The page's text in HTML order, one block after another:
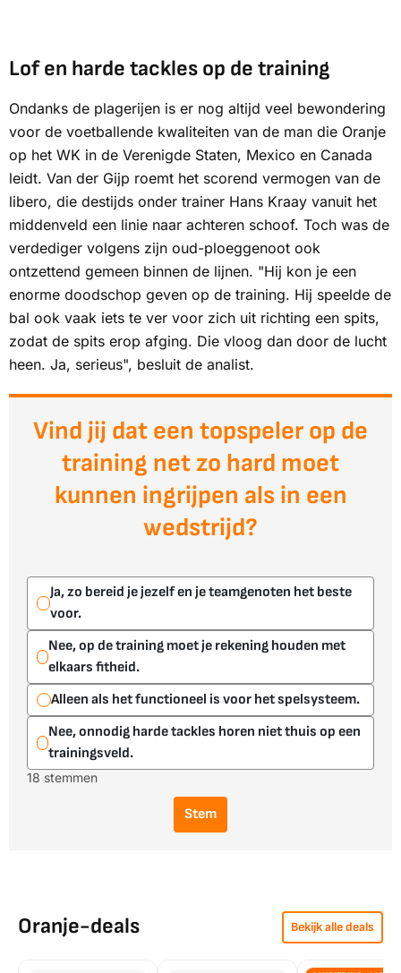
Lof en harde tackles op de training
Ondanks de plagerijen is er nog altijd veel bewondering
voor de voetballende kwaliteiten van de man die Oranje
op het WK in de Verenigde Staten, Mexico en Canada
leidt. Van der Gijp roemt het scorend vermogen van de
libero, die destijds onder trainer Hans Kraay vanuit het
middenveld een linie naar achteren schoof. Toch was de
verdediger volgens zijn oud-ploeggenoot ook
ontzettend gemeen binnen de lijnen. "Hij kon je een
enorme doodschop geven op de training. Hij speelde de
bal ook vaak iets te ver voor zich uit richting een spits,
zodat de spits erop afging. Die vloog dan door de lucht
heen. Ja, serieus", besluit de analist.
Vind jij dat een topspeler op de
training net zo hard moet
kunnen ingrijpen als in een
wedstrijd?
Ja, zo bereid je jezelf en je teamgenoten het beste
voor.
Nee, op de training moet je rekening houden met
elkaars fitheid.
Alleen als het functioneel is voor het spelsysteem.
Nee, onnodig harde tackles horen niet thuis op een
trainingsveld.
18 stemmen
Stem
Oranje-deals Bekijk alle deals